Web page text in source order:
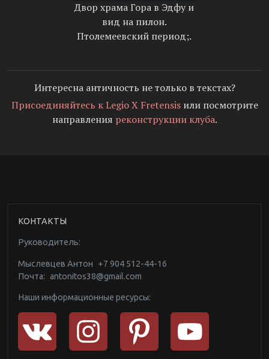
Двор храма Гора в Эдфу и
вид на пилон.
Птолемеевский период;.
Интересна античность не только в текстах?
Присоединяйтесь к Legio X Fretensisили посмотрите
направления реконструкции клуба.
КОНТАКТЫ
Руководитель:
Мыслевцев Антон
+7 904 512-44-16
Почта: antonitos38@gmail.com
Наши информационные ресурсы: